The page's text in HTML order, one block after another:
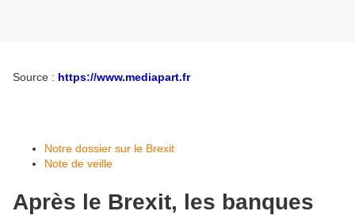
Source : https://www.mediapart.fr
Notre dossier sur le Brexit
Note de veille
Après le Brexit, les banques